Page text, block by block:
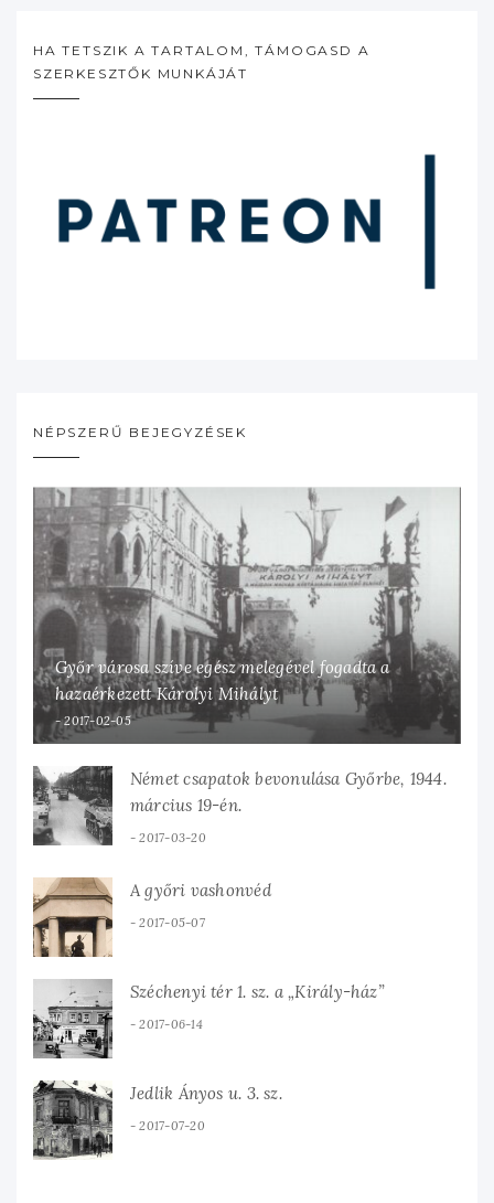
HA TETSZIK A TARTALOM, TÁMOGASD A
SZERKESZTŐK MUNKÁJÁT
NÉPSZERŰ BEJEGYZÉSEK
Győr városa szíve egész melegével fogadta a
hazaérkezett Károlyi Mihályt
2017-02-05
Német csapatok bevonulása Győrbe, 1944.
március 19-én.
2017-03-20
A győri vashonvéd
2017-05-07
Széchenyi tér 1. sz. a „Király-ház”
2017-06-14
Jedlik Ányos u. 3. sz.
2017-07-20